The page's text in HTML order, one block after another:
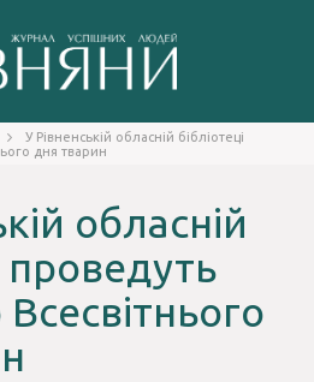
У Рівненській обласній бібліотеці
дня тварин
обласній
проведуть
Всесвітнього